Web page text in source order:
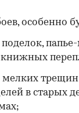
особенно
поделок,
мелких
в старых